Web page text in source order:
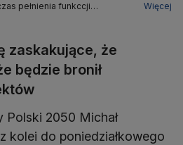
pełnienia funkccji
idei parlamentaryzmu
Więcej
zaskakujące, że
będzie bronił
Polski 2050 Michał
kolei do poniedziałkowego